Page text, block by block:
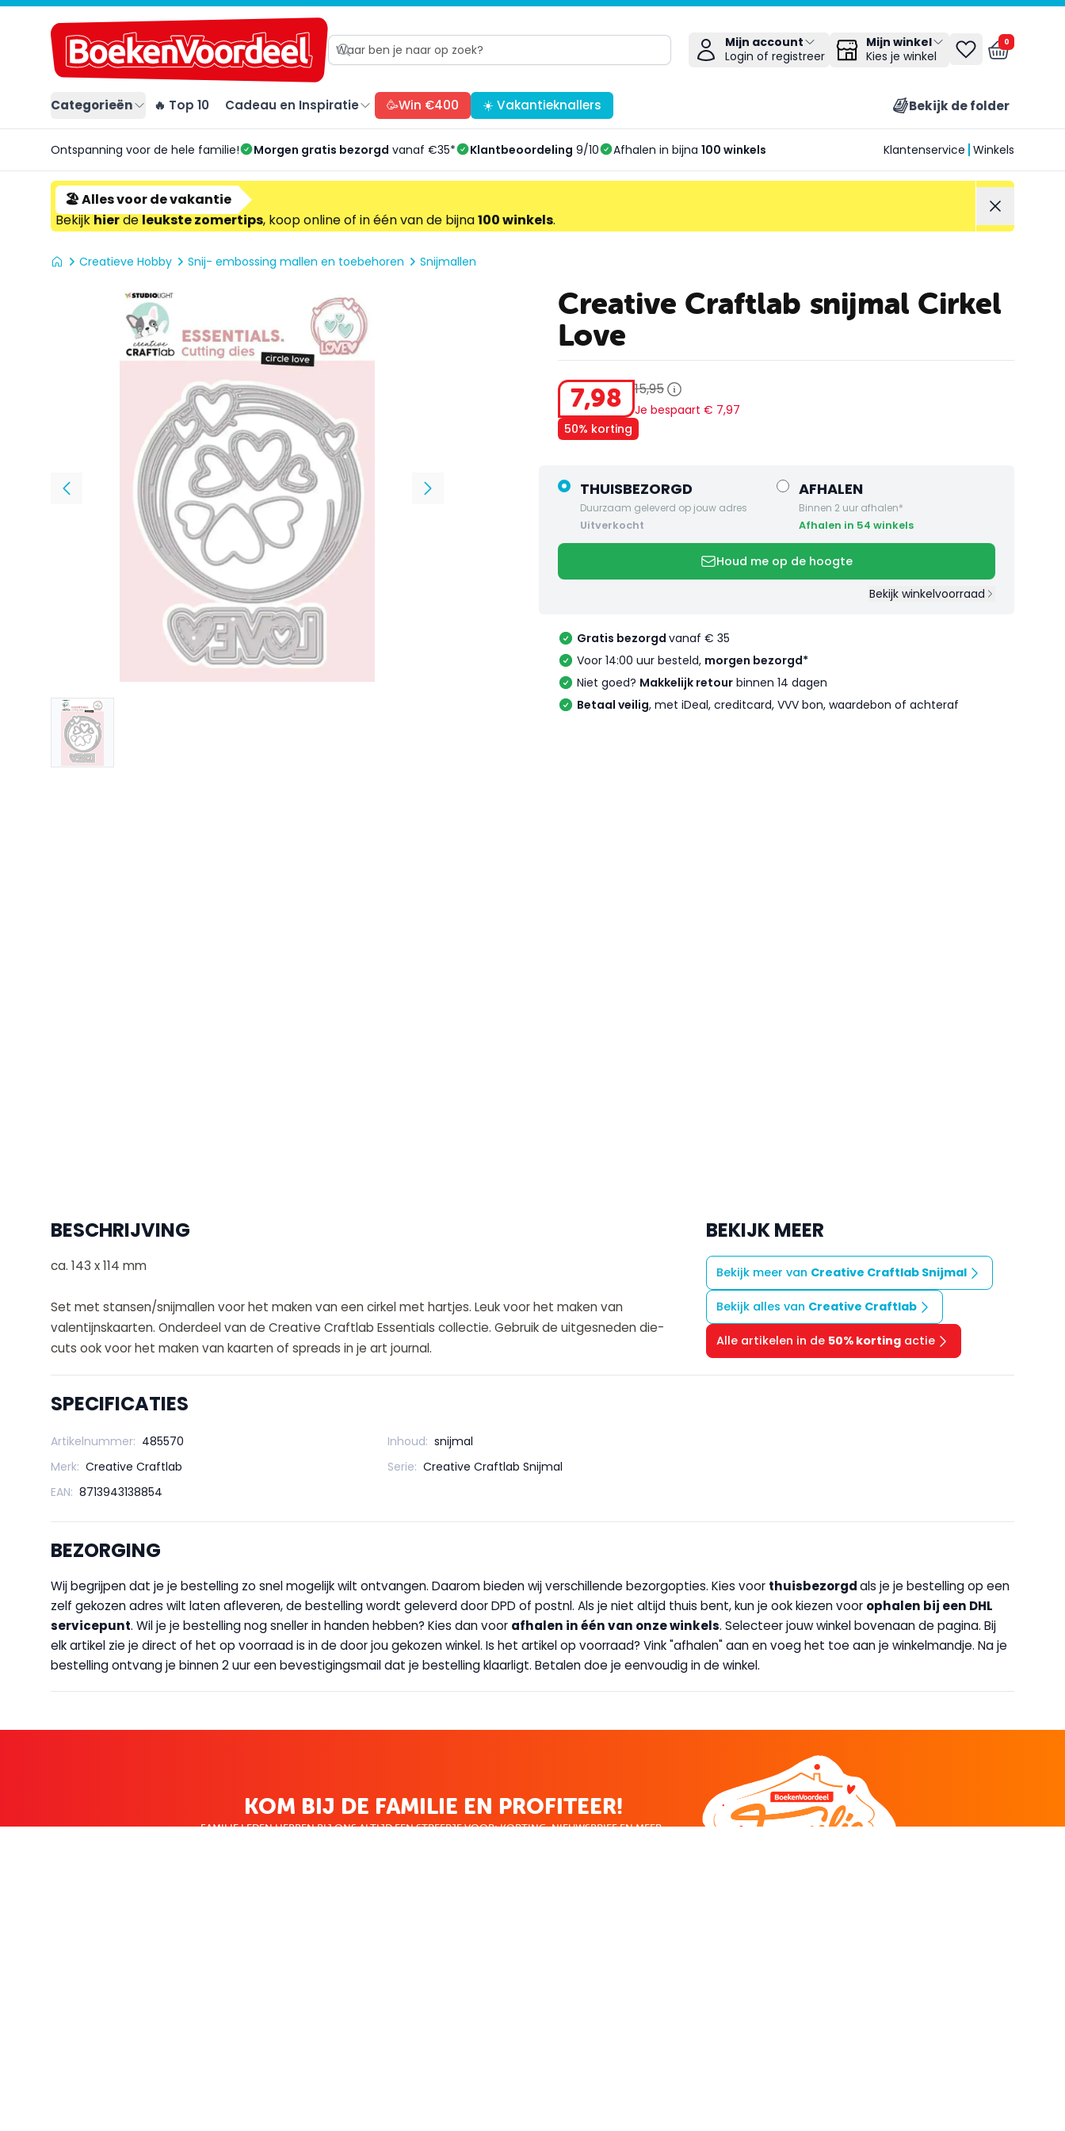
Mijn account
Login of registreer
Mijn winkel
Kies je winkel
0
Categorieën 🔥 Top 10 Cadeau en Inspiratie 🥳Win €400 ☀️ Vakantieknallers Bekijk de folder
Ontspanning voor de hele familie! Morgen gratis bezorgd vanaf €35* Klantbeoordeling 9/10 Afhalen in bijna 100 winkels Klantenservice Winkels
🏖️ Alles voor de vakantie
Bekijkhierdeleukste zomertips, koop online of in één van de bijna100 winkels.
Creatieve Hobby Snij- embossing mallen en toebehoren Snijmallen
Creative Craftlab snijmal Cirkel
Love
7,98 15,95
Je bespaart € 7,97
50% korting
THUISBEZORGD
Duurzaam geleverd op jouw adres
uitverkocht
AFHALEN
Binnen 2 uur afhalen*
Afhalen in 54 winkels
Houd me op de hoogte
Bekijk winkelvoorraad
Gratis bezorgd vanaf € 35
Voor 14:00 uur besteld, morgen bezorgd*
Niet goed? Makkelijk retour binnen 14 dagen
Betaal veilig, met iDeal, creditcard, VVV bon, waardebon of achteraf
BEKIJK MEER
Bekijk meer van Creative Craftlab Snijmal
Bekijk alles van Creative Craftlab
Alle artikelen in de 50% kortingactie
BESCHRIJVING
ca. 143 x 114 mm
Set met stansen/snijmallen voor het maken van een cirkel met hartjes. Leuk voor het maken van
valentijnskaarten. Onderdeel van de Creative Craftlab Essentials collectie. Gebruik de uitgesneden die-
cuts ook voor het maken van kaarten of spreads in je art journal.
SPECIFICATIES
Artikelnummer: 485570 Inhoud: snijmal
Merk: Creative Craftlab Serie: Creative Craftlab Snijmal
EAN: 8713943138854
BEZORGING
Wij begrijpen dat je je bestelling zo snel mogelijk wilt ontvangen. Daarom bieden wij verschillende bezorgopties. Kies voor thuisbezorgdals je je bestelling op een
zelf gekozen adres wilt laten afleveren, de bestelling wordt geleverd door DPD of postnl. Als je niet altijd thuis bent, kun je ook kiezen voor ophalen bij een DHL
servicepunt. Wil je je bestelling nog sneller in handen hebben? Kies dan voor afhalen in één van onze winkels. Selecteer jouw winkel bovenaan de pagina. Bij
elk artikel zie je direct of het op voorraad is in de door jou gekozen winkel. Is het artikel op voorraad? Vink "afhalen" aan en voeg het toe aan je winkelmandje. Na je
bestelling ontvang je binnen 2 uur een bevestigingsmail dat je bestelling klaarligt. Betalen doe je eenvoudig in de winkel.
KOM BIJ DE FAMILIE EN PROFITEER!
FAMILIE LEDEN HEBBEN BIJ ONS ALTIJD EEN STREEPJE VOOR; KORTING, NIEUWSBRIEF EN MEER..